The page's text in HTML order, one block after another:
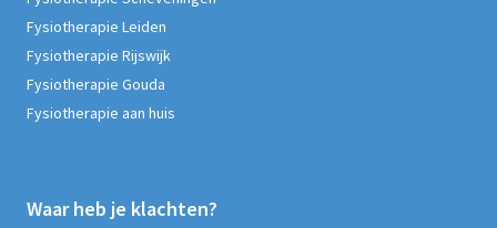
Fysiotherapie Leiden
Fysiotherapie Rijswijk
Fysiotherapie Gouda
Fysiotherapie aan huis
Waar heb je klachten?